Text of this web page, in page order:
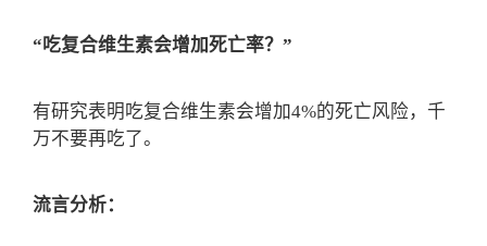
“吃复合维生素会增加死亡率？”
有研究表明吃复合维生素会增加4%的死亡风险，千
万不要再吃了。
流言分析：